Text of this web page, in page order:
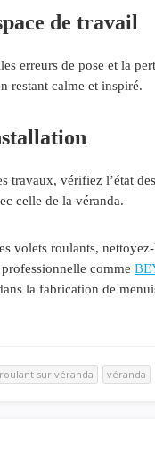
de travail
erreurs de pose et la
restant calme et inspiré.
travaux, vérifiez l’état
celle de la véranda.
volets roulants,
comme
la fabrication de
sur véranda véranda